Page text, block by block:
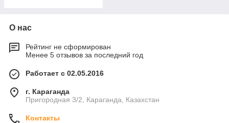
О нас
Рейтинг не сформирован
Менее 5 отзывов за последний год
Работает с 02.05.2016
г. Караганда
Пригородная 3/2, Караганда, Казахстан
Контакты